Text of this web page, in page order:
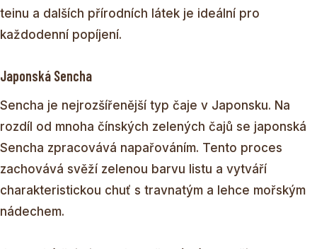
teinu a dalších přírodních látek je ideální pro
každodenní popíjení.
Japonská Sencha
Sencha je nejrozšířenější typ čaje v Japonsku. Na
rozdíl od mnoha čínských zelených čajů se japonská
Sencha zpracovává napařováním. Tento proces
zachovává svěží zelenou barvu listu a vytváří
charakteristickou chuť s travnatým a lehce mořským
nádechem.